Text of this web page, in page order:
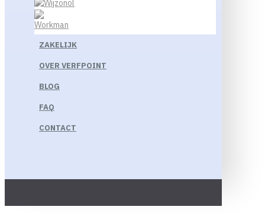
ZAKELIJK
OVER VERFPOINT
BLOG
FAQ
CONTACT